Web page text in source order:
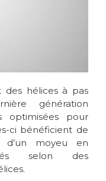
des hélices à pas
génération
optimisées pour
ci bénéficient de
moyeu en
selon des